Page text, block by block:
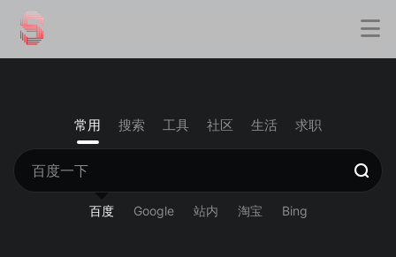
常用 搜索 工具 社区 生活 求职
百度 Google 站内 淘宝 Bing